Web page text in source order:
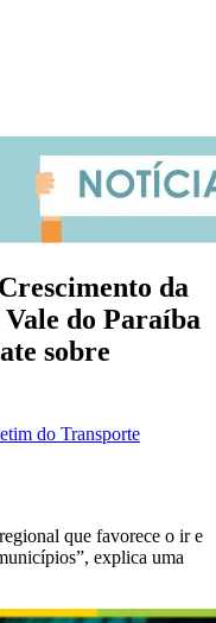
da
do Paraíba
sobre
do Transporte
que favorece o ir e
explica uma